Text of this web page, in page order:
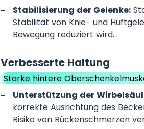
Stabilisierung der Gelenke:
Stabilität von Knie- und
Bewegung reduziert wird.
Verbesserte Haltung
Starke hintere
Unterstützung der
korrekte Ausrichtung des
Risiko von Rückenschmerzen